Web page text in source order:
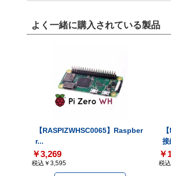
よく一緒に購入されている製品
【RASPIZWHSC0065】Raspber
r...
￥3,269
税込￥3,595
接
￥
税